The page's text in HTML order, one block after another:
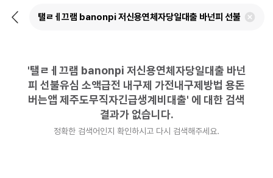
뒤
검
'탤ㄹㅔ끄램 banonpi 저신용연체자당일대출 바넌
피 선불유심 소액급전 내구제 가전내구제방법 용돈
버는앱 제주도무직자긴급생계비대출' 에 대한 검색
결과가 없습니다.
정확한 검색어인지 확인하시고 다시 검색해주세요.